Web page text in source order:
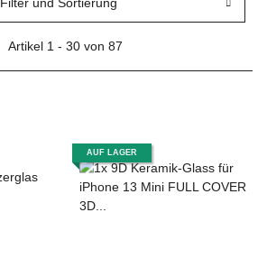
Artikel 1 - 30 von 87
AUF LAGER